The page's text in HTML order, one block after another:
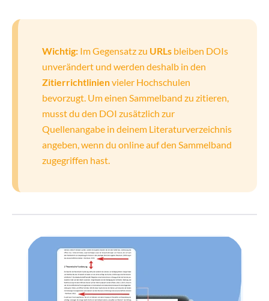
Wichtig: Im Gegensatz zu URLs bleiben DOIs
unverändert und werden deshalb in den
Zitierrichtlinienvieler Hochschulen
bevorzugt. Um einen Sammelband zu zitieren,
musst du den DOI zusätzlich zur
Quellenangabe in deinem Literaturverzeichnis
angeben, wenn du online auf den Sammelband
zugegriffen hast.